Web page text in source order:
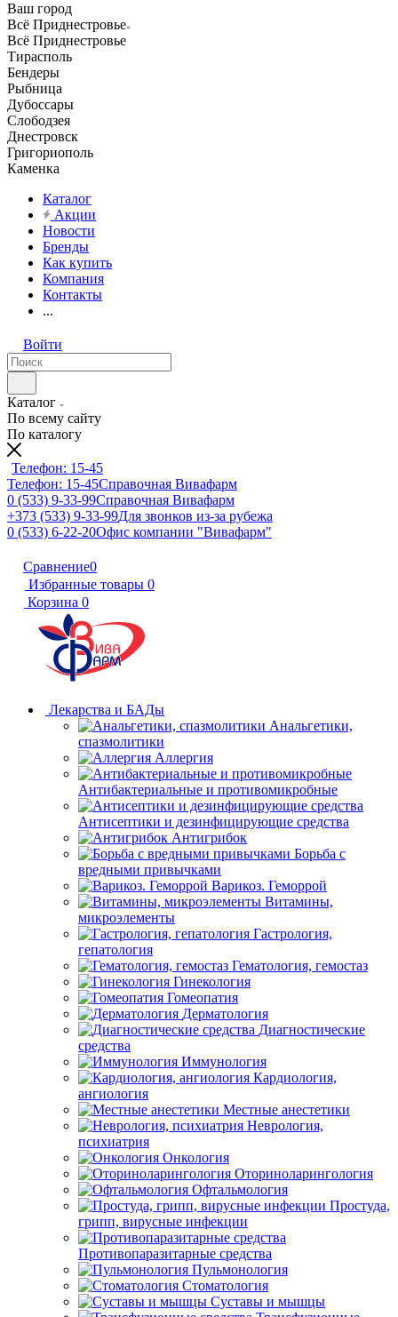
Ваш город
Всё Приднестровье
Всё Приднестровье
Тирасполь
Бендеры
Рыбница
Дубоссары
Слободзея
Днестровск
Григориополь
Каменка
Каталог
Акции
Новости
Бренды
Как купить
Компания
Контакты
...
Войти
Каталог
По всему сайту
По каталогу
Телефон: 15-45
Телефон: 15-45Справочная Вивафарм
0 (533) 9-33-99Справочная Вивафарм
+373 (533) 9-33-99Для звонков из-за рубежа
0 (533) 6-22-20Офис компании "Вивафарм"
Сравнение0
Избранные товары 0
Корзина 0
Лекарства и БАДы
Анальгетики,
спазмолитики
Аллергия
Антибактериальные и противомикробные
Антисептики и дезинфицирующие средства
Антигрибок
Борьба с
вредными привычками
Варикоз. Геморрой
Витамины,
микроэлементы
Гастрология,
гепатология
Гематология, гемостаз
Гинекология
Гомеопатия
Дерматология
Диагностические
средства
Иммунология
Кардиология,
ангиология
Местные анестетики
Неврология,
психиатрия
Онкология
Оториноларингология
Офтальмология
Простуда,
грипп, вирусные инфекции
Противопаразитарные средства
Пульмонология
Стоматология
Суставы и мышцы